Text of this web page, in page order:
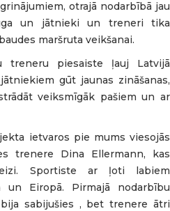
otrajā nodarbībā jau
un jātnieki un treneri tika
maršruta veikšanai.
treneru piesaiste ļauj Latvijā
gūt jaunas zināšanas,
veiksmīgāk pašiem un ar
ietvaros pie mums viesojās
trenere Dina Ellermann, kas
Sportiste ar ļoti labiem
un Eiropā. Pirmajā nodarbību
sabijušies , bet trenere ātri